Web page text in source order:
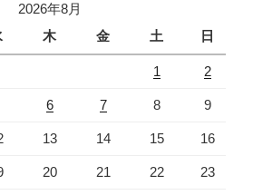
2026年8月
木 金 土 日
1 2
6 7 8 9
13 14 15 16
20 21 22 23